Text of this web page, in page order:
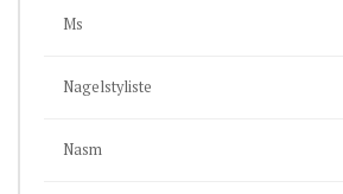
Ms
Nagelstyliste
Nasm